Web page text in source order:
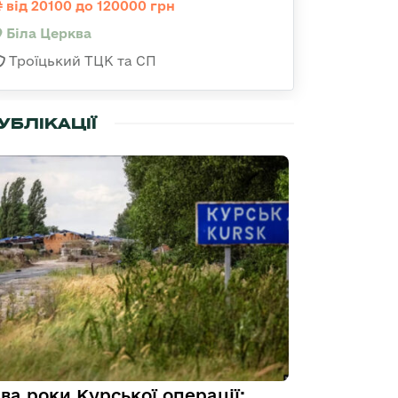
від 20100 до 120000 грн
Біла Церква
Троїцький ТЦК та СП